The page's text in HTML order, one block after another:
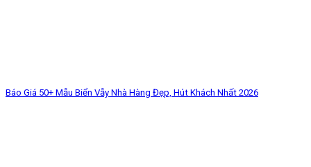
Báo Giá 50+ Mẫu Biển Vẫy Nhà Hàng Đẹp, Hút Khách Nhất 2026